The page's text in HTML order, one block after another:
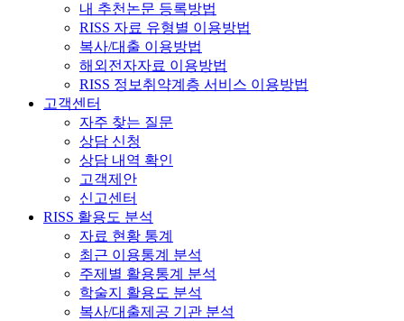
내 추천논문 등록방법
RISS 자료 유형별 이용방법
복사/대출 이용방법
해외전자자료 이용방법
RISS 정보취약계층 서비스 이용방법
고객센터
자주 찾는 질문
상담 신청
상담 내역 확인
고객제안
신고센터
RISS 활용도 분석
자료 현황 통계
최근 이용통계 분석
주제별 활용통계 분석
학술지 활용도 분석
복사/대출제공 기관 분석